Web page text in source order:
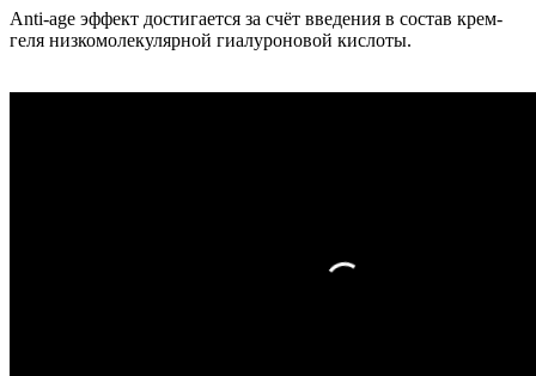
Аnti-age эффект достигается за счёт введения в состав крем-
геля низкомолекулярной гиалуроновой кислоты.